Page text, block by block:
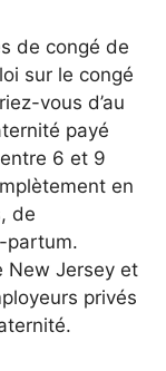
de congé de
sur le congé
vous d’au
payé
6 et 9
en
de
partum.
New Jersey et
privés